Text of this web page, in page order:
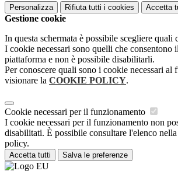
Personalizza Rifiuta tutti i cookies Accetta
Gestione cookie
In questa schermata è possibile scegliere quali
I cookie necessari sono quelli che consentono
piattaforma e non è possibile disabilitarli.
Per conoscere quali sono i cookie necessari al
visionare la COOKIE POLICY.
Cookie necessari per il funzionamento
I cookie necessari per il funzionamento non
disabilitati. È possibile consultare l'elenco
policy.
Accetta tutti Salva le preferenze